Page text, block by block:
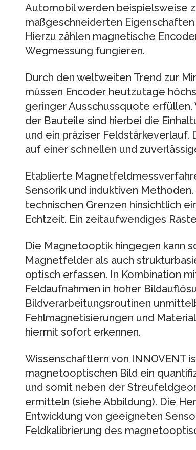
Automobil werden beispielsweise
maßgeschneiderten
Hierzu zählen magnetische
Wegmessung fungieren.
Durch den weltweiten Trend zur
müssen Encoder heutzutage
geringer Ausschussquote
der Bauteile sind hierbei die
und ein präziser
auf einer schnellen und
Etablierte
Sensorik und induktiven
technischen Grenzen hinsichtlich
Echtzeit. Ein zeitaufwendiges
Die Magnetooptik hingegen kann
Magnetfelder als auch
optisch erfassen. In Kombination
Feldaufnahmen in hoher
Bildverarbeitungsroutinen
Fehlmagnetisierungen und
hiermit sofort erkennen.
Wissenschaftlern von INNOVENT
magnetooptischen Bild ein
und somit neben der
ermitteln (siehe Abbildung). Die
Entwicklung von geeigneten
Feldkalibrierung des